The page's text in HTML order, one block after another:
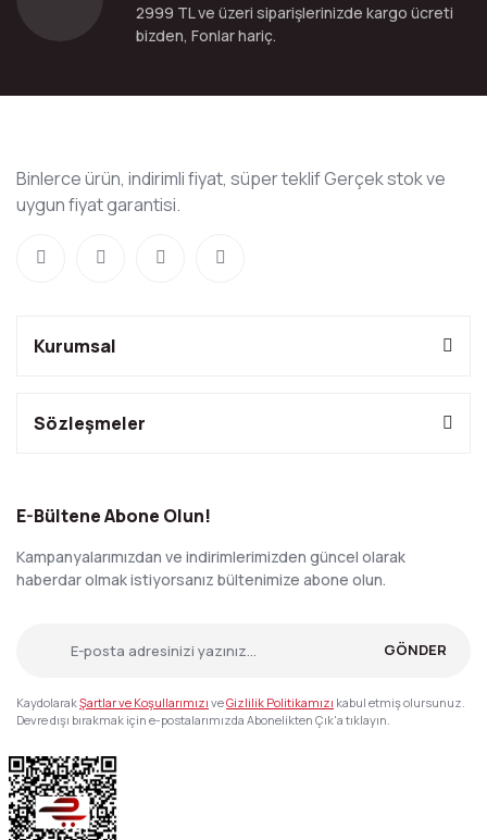
2999 TL ve üzeri siparişlerinizde kargo ücreti
bizden, Fonlar hariç.
Binlerce ürün, indirimli fiyat, süper teklif Gerçek stok ve
uygun fiyat garantisi.
Kurumsal
Sözleşmeler
E-Bültene Abone Olun!
Kampanyalarımızdan ve indirimlerimizden güncel olarak
haberdar olmak istiyorsanız bültenimize abone olun.
GÖNDER
KaydolarakŞartlar ve Koşullarımızı veGizlilik Politikamızı kabul etmiş olursunuz.
Devre dışı bırakmak için e-postalarımızda Abonelikten Çık'a tıklayın.